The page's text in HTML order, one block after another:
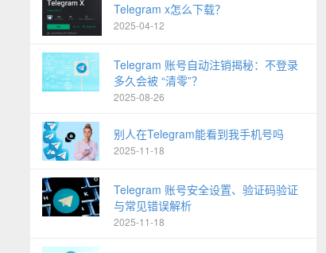
Telegram x怎么下载？
2025-04-12
Telegram 账号自动注销揭秘：不登录
多久会被 “清零”？
2025-08-26
别人在Telegram能看到我手机号吗
2025-11-18
Telegram 账号安全设置、验证码验证
与常见错误解析
2025-11-18